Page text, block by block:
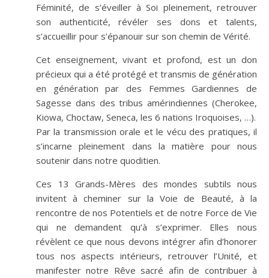
Féminité, de s’éveiller à Soi pleinement, retrouver
son authenticité, révéler ses dons et talents,
s’accueillir pour s’épanouir sur son chemin de Vérité.
Cet enseignement, vivant et profond, est un don
précieux qui a été protégé et transmis de génération
en génération par des Femmes Gardiennes de
Sagesse dans des tribus amérindiennes (Cherokee,
Kiowa, Choctaw, Seneca, les 6 nations Iroquoises, …).
Par la transmission orale et le vécu des pratiques, il
s’incarne pleinement dans la matière pour nous
soutenir dans notre quoditien.
Ces 13 Grands-Mères des mondes subtils nous
invitent à cheminer sur la Voie de Beauté, à la
rencontre de nos Potentiels et de notre Force de Vie
qui ne demandent qu’à s’exprimer. Elles nous
révèlent ce que nous devons intégrer afin d’honorer
tous nos aspects intérieurs, retrouver l’Unité, et
manifester notre Rêve sacré afin de contribuer à